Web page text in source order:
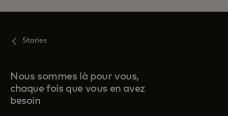
Stories
Nous sommes là pour vous,
chaque fois que vous en avez
besoin